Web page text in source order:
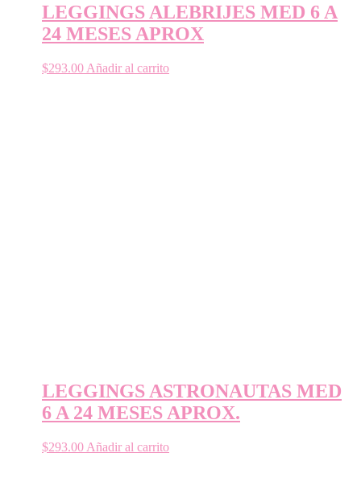
LEGGINGS ALEBRIJES MED 6 A
24 MESES APROX
$293.00 Añadir al carrito
LEGGINGS ASTRONAUTAS MED
6 A 24 MESES APROX.
$293.00 Añadir al carrito